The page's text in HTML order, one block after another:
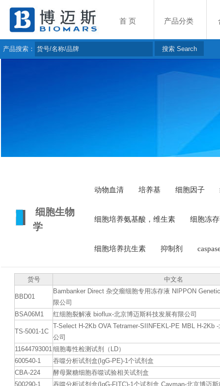
首 页 产品分类
产品搜索：
细胞生物
学
动物血清 培养基 细胞因子
细胞培养氨基酸，维生素 细胞冻
细胞培养抗生素 抑制剂
货号 中文名
BBD01
Bambanker Direct 杂交瘤细胞专用冻存液 NIPPON
限公司
BSA06M1
红细胞裂解液 bioflux-北京博迈斯科技发展有限公司
TS-5001-1C
T-Select H-2Kb OVA Tetramer-SIINFEKL-PE MBL H-2Kb
公司
11644793001细胞毒性检测试剂（LD）
600540-1
吞噬分析试剂盒(IgG-PE)-1个试剂盒
CBA-224
酵母聚糖细胞吞噬试验相关试剂盒
500290-1
吞噬分析试剂盒(IgG-FITC)-1个试剂盒 Cayman-北京博迈